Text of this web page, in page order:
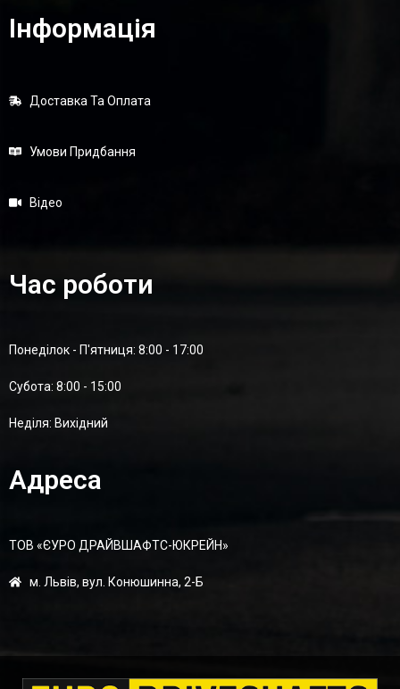
Інформація
Доставка Та Оплата
Умови Придбання
Відео
Час роботи
Понеділок - П'ятниця: 8:00 - 17:00
Суботa: 8:00 - 15:00
Неділя: Вихідний
Адреса
ТОВ «ЄУРО ДРАЙВШАФТC-ЮКРЕЙН»
м. Львів, вул. Конюшинна, 2-Б